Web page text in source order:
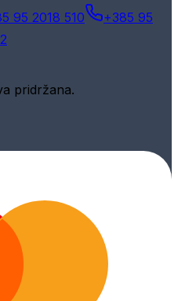
95 2018 510
+385 95
pridržana.